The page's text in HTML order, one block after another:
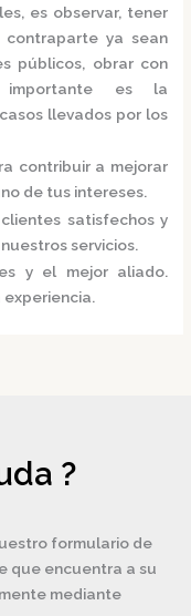
es observar, tener
ya sean
públicos, obrar con
es la
llevados por los
contribuir a mejorar
de tus intereses.
satisfechos y
servicios.
y el mejor aliado.
?
formulario de
que encuentra a su
mediante